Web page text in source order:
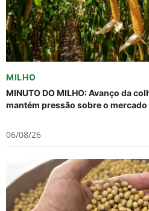
MILHO
MINUTO DO MILHO: Avanço da
mantém pressão sobre o
06/08/26